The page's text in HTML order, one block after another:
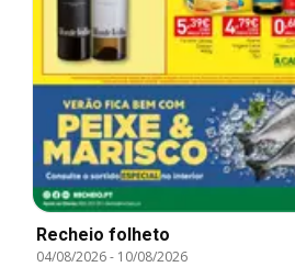
Recheio folheto
04/08/2026- 10/08/2026